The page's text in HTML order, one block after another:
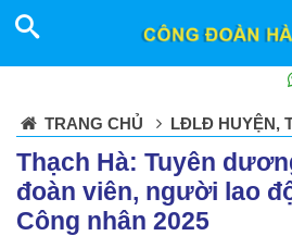
TRANG CHỦ LĐLĐ HUYỆN,
Thạch Hà: Tuyên
đoàn viên, người lao
Công nhân 2025